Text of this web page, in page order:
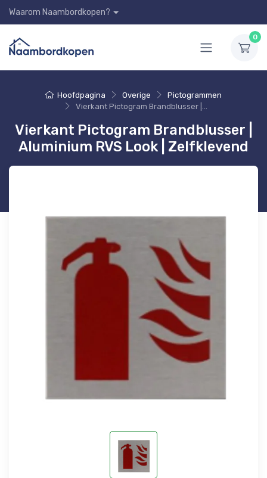
Waarom Naambordkopen?
0
Hoofdpagina Overige
Pictogrammen
Vierkant Pictogram Brandblusser | Aluminium RVS Look | Zelfklevend
Vierkant Pictogram Brandblusser |
Aluminium RVS Look | Zelfklevend